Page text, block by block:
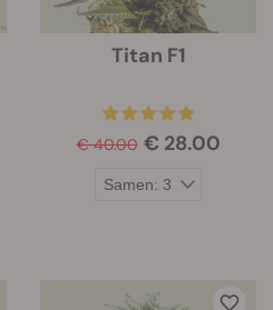
Titan F1
€ 40.00 € 28.00